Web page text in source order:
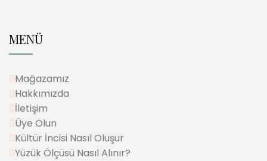
MENÜ
Mağazamız
Hakkımızda
İletişim
Üye Olun
Kültür İncisi Nasıl Oluşur
Yüzük Ölçüsü Nasıl Alınır?